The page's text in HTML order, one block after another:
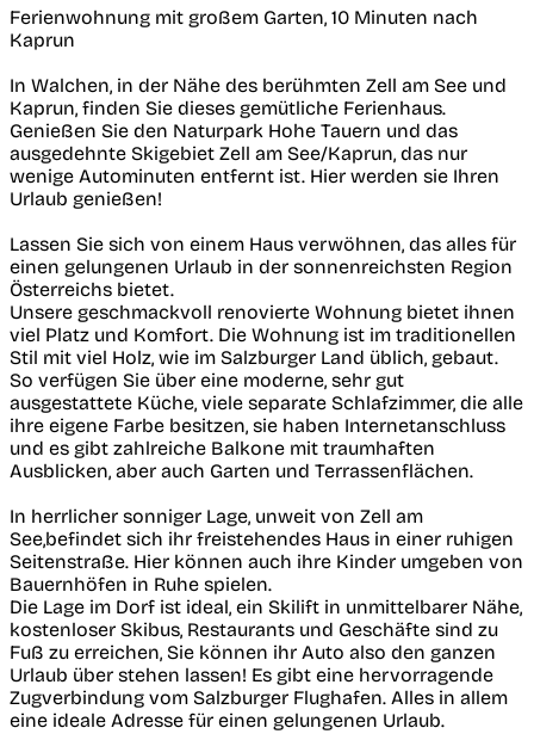
Ferienwohnung mit großem Garten, 10 Minuten nach
Kaprun
In Walchen, in der Nähe des berühmten Zell am See und
Kaprun, finden Sie dieses gemütliche Ferienhaus.
Genießen Sie den Naturpark Hohe Tauern und das
ausgedehnte Skigebiet Zell am See/Kaprun, das nur
wenige Autominuten entfernt ist. Hier werden sie Ihren
Urlaub genießen!
Lassen Sie sich von einem Haus verwöhnen, das alles für
einen gelungenen Urlaub in der sonnenreichsten Region
Österreichs bietet.
Unsere geschmackvoll renovierte Wohnung bietet ihnen
viel Platz und Komfort. Die Wohnung ist im traditionellen
Stil mit viel Holz, wie im Salzburger Land üblich, gebaut.
So verfügen Sie über eine moderne, sehr gut
ausgestattete Küche, viele separate Schlafzimmer, die alle
ihre eigene Farbe besitzen, sie haben Internetanschluss
und es gibt zahlreiche Balkone mit traumhaften
Ausblicken, aber auch Garten und Terrassenflächen.
In herrlicher sonniger Lage, unweit von Zell am
See,befindet sich ihr freistehendes Haus in einer ruhigen
Seitenstraße. Hier können auch ihre Kinder umgeben von
Bauernhöfen in Ruhe spielen.
Die Lage im Dorf ist ideal, ein Skilift in unmittelbarer Nähe,
kostenloser Skibus, Restaurants und Geschäfte sind zu
Fuß zu erreichen, Sie können ihr Auto also den ganzen
Urlaub über stehen lassen! Es gibt eine hervorragende
Zugverbindung vom Salzburger Flughafen. Alles in allem
eine ideale Adresse für einen gelungenen Urlaub.